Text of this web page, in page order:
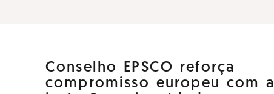
Conselho EPSCO reforça
compromisso europeu com a